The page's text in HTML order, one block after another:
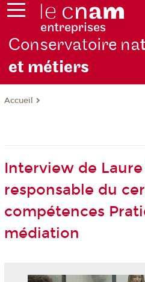
Conservatoire na
et métiers
Accueil
Interview de
responsable du
compétences
médiation